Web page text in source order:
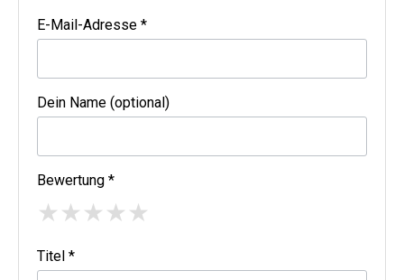
E-Mail-Adresse *
Dein Name (optional)
Bewertung *
★★★★★
Titel *